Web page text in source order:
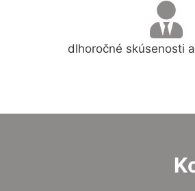
dlhoročné skúsenosti